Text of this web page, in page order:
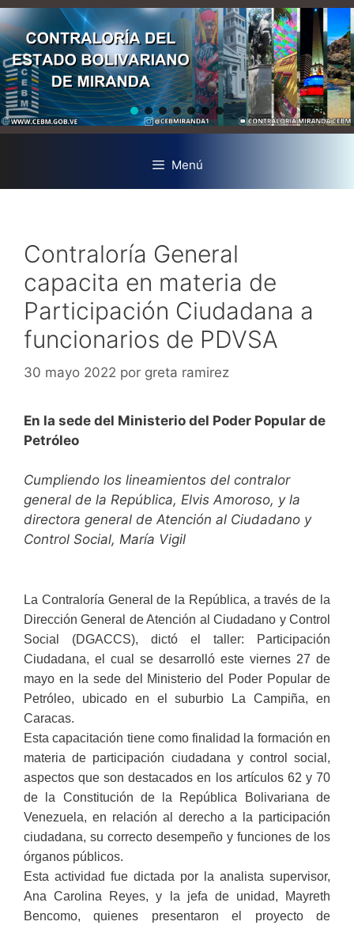
Menú
Contraloría General
capacita en materia de
Participación Ciudadana a
funcionarios de PDVSA
30 mayo 2022 por greta ramirez
En la sede del Ministerio del Poder Popular de
Petróleo
Cumpliendo los lineamientos del contralor
general de la República, Elvis Amoroso, y la
directora general de Atención al Ciudadano y
Control Social, María Vigil
La Contraloría General de la República, a través de la
Dirección General de Atención al Ciudadano y Control
Social (DGACCS), dictó el taller: Participación
Ciudadana, el cual se desarrolló este viernes 27 de
mayo en la sede del Ministerio del Poder Popular de
Petróleo, ubicado en el suburbio La Campiña, en
Caracas.
Esta capacitación tiene como finalidad la formación en
materia de participación ciudadana y control social,
aspectos que son destacados en los artículos 62 y 70
de la Constitución de la República Bolivariana de
Venezuela, en relación al derecho a la participación
ciudadana, su correcto desempeño y funciones de los
órganos públicos.
Esta actividad fue dictada por la analista supervisor,
Ana Carolina Reyes, y la jefa de unidad, Mayreth
Bencomo, quienes presentaron el proyecto de